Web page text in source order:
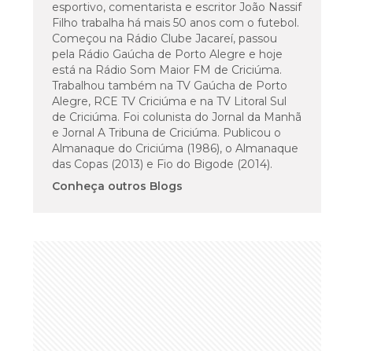
esportivo, comentarista e escritor João Nassif
Filho trabalha há mais 50 anos com o futebol.
Começou na Rádio Clube Jacareí, passou
pela Rádio Gaúcha de Porto Alegre e hoje
está na Rádio Som Maior FM de Criciúma.
Trabalhou também na TV Gaúcha de Porto
Alegre, RCE TV Criciúma e na TV Litoral Sul
de Criciúma. Foi colunista do Jornal da Manhã
e Jornal A Tribuna de Criciúma. Publicou o
Almanaque do Criciúma (1986), o Almanaque
das Copas (2013) e Fio do Bigode (2014).
Conheça outros Blogs